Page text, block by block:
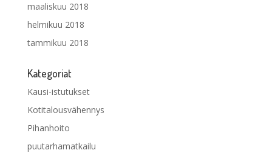
maaliskuu 2018
helmikuu 2018
tammikuu 2018
Kategoriat
Kausi-istutukset
Kotitalousvähennys
Pihanhoito
puutarhamatkailu